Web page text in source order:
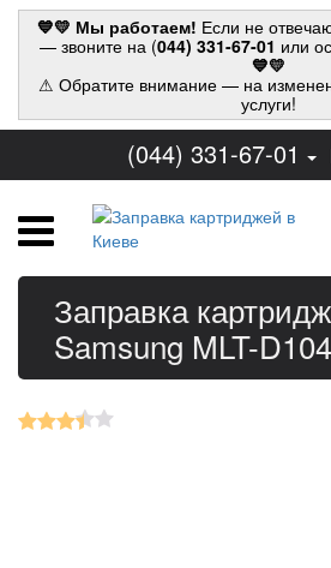
💙💛 Мы работаем! Если не
— звоните на (044) 331-67-01 или
💙💛
⚠ Обратите внимание — на
услуги!
(044) 331-67-01
Заправка
Samsung MLT-